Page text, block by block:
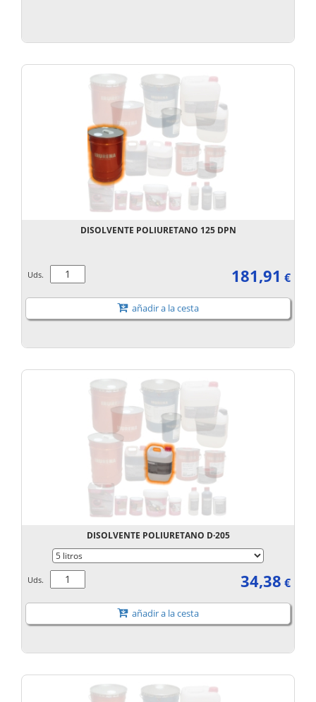
DISOLVENTE POLIURETANO 125 DPN
Uds. 181,91 €
añadir a la cesta
DISOLVENTE POLIURETANO D·205
Uds. 34,38 €
añadir a la cesta